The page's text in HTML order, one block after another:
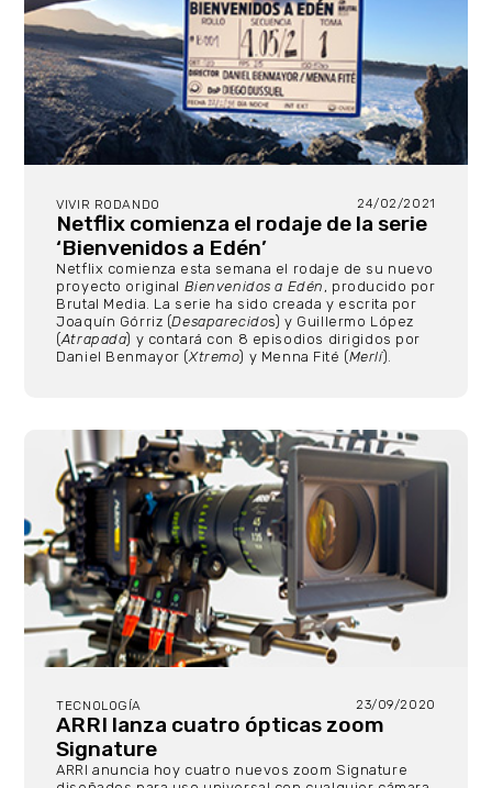
VIVIR RODANDO 24/02/2021
Netflix comienza el rodaje de la serie
‘Bienvenidos a Edén’
Netflix comienza esta semana el rodaje de su nuevo
proyecto original Bienvenidos a Edén , producido por
Brutal Media. La serie ha sido creada y escrita por
Joaquín Górriz (Desaparecidos) y Guillermo López
(Atrapada) y contará con 8 episodios dirigidos por
Daniel Benmayor (Xtremo) y Menna Fité (Merlí).
TECNOLOGÍA 23/09/2020
ARRI lanza cuatro ópticas zoom
Signature
ARRI anuncia hoy cuatro nuevos zoom Signature